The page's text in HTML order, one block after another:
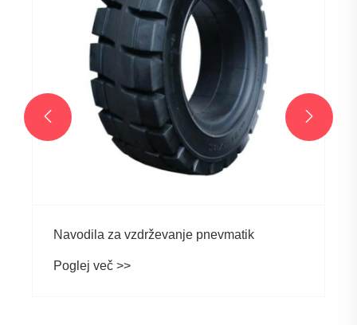
Navodila za vzdrževanje pnevmatik
Poglej več >>
 